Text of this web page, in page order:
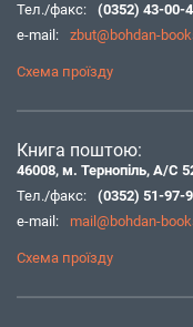
Тел./факс:
(0352) 43-00-
e-mail:
zbut@bohdan-
Схема проїзду
Книга поштою:
46008, м. Тернопіль, А/С
Тел./факс:
(0352) 51-97-
e-mail:
mail@bohdan-
Схема проїзду